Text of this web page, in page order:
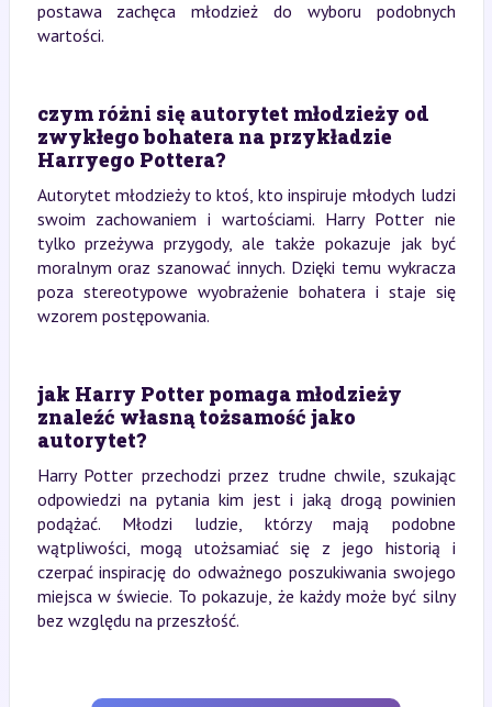
postawa zachęca młodzież do wyboru podobnych
wartości.
czym różni się autorytet młodzieży od
zwykłego bohatera na przykładzie
Harryego Pottera?
Autorytet młodzieży to ktoś, kto inspiruje młodych ludzi
swoim zachowaniem i wartościami. Harry Potter nie
tylko przeżywa przygody, ale także pokazuje jak być
moralnym oraz szanować innych. Dzięki temu wykracza
poza stereotypowe wyobrażenie bohatera i staje się
wzorem postępowania.
jak Harry Potter pomaga młodzieży
znaleźć własną tożsamość jako
autorytet?
Harry Potter przechodzi przez trudne chwile, szukając
odpowiedzi na pytania kim jest i jaką drogą powinien
podążać. Młodzi ludzie, którzy mają podobne
wątpliwości, mogą utożsamiać się z jego historią i
czerpać inspirację do odważnego poszukiwania swojego
miejsca w świecie. To pokazuje, że każdy może być silny
bez względu na przeszłość.